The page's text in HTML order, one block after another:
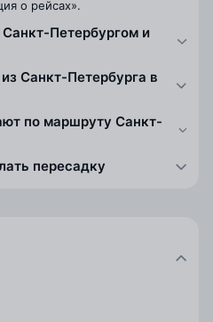
о рейсах».
Петербургом и
Санкт-Петербурга в
по маршруту Санкт-
пересадку